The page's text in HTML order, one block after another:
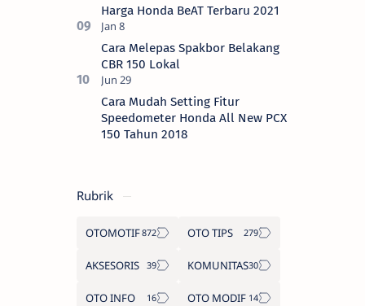
Harga Honda BeAT Terbaru 2021
Cara Melepas Spakbor Belakang
CBR 150 Lokal
Cara Mudah Setting Fitur
Speedometer Honda All New PCX
150 Tahun 2018
Rubrik
OTOMOTIF OTO TIPS
AKSESORIS KOMUNITAS
OTO INFO OTO MODIF